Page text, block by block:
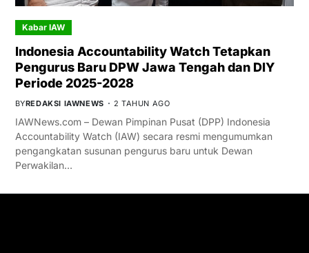
Kabar IAW
Indonesia Accountability Watch Tetapkan
Pengurus Baru DPW Jawa Tengah dan DIY
Periode 2025-2028
BYREDAKSI IAWNEWS 2 TAHUN AGO
IAWNews.com – Dewan Pimpinan Pusat (DPP) Indonesia
Accountability Watch (IAW) secara resmi mengumumkan
pengangkatan susunan pengurus baru untuk Dewan
Perwakilan…